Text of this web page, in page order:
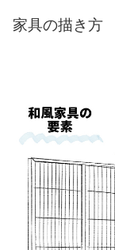
家具の描き方